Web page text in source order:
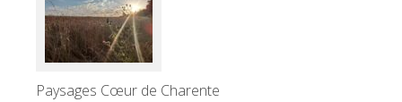
Paysages Cœur de Charente